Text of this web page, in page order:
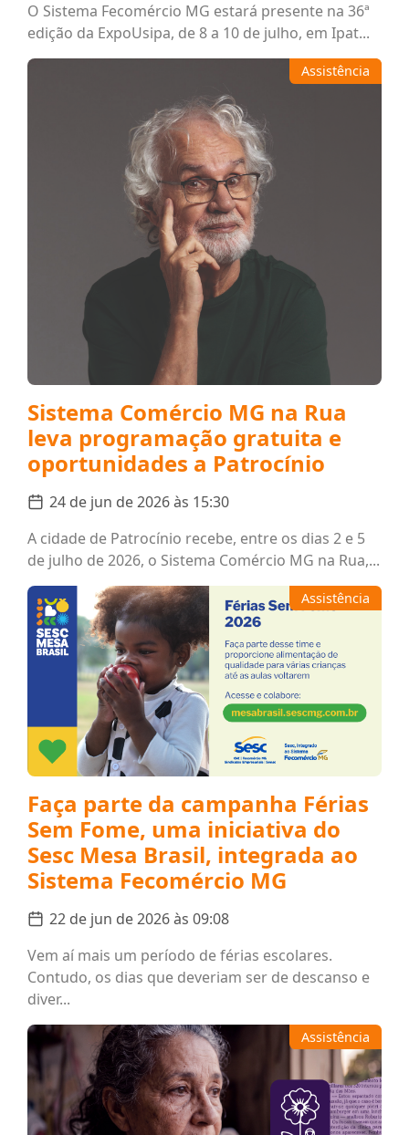
O Sistema Fecomércio MG estará presente na 36ª
edição da ExpoUsipa, de 8 a 10 de julho, em Ipat...
Assistência
Sistema Comércio MG na Rua
leva programação gratuita e
oportunidades a Patrocínio
24 de jun de 2026 às 15:30
A cidade de Patrocínio recebe, entre os dias 2 e 5
de julho de 2026, o Sistema Comércio MG na Rua,...
Assistência
Faça parte da campanha Férias
Sem Fome, uma iniciativa do
Sesc Mesa Brasil, integrada ao
Sistema Fecomércio MG
22 de jun de 2026 às 09:08
Vem aí mais um período de férias escolares.
Contudo, os dias que deveriam ser de descanso e
diver...
Assistência